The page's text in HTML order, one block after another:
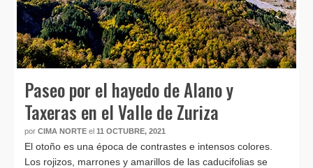
Paseo por el hayedo de Alano y
Taxeras en el Valle de Zuriza
por CIMA NORTE el 11 OCTUBRE, 2021
El otoño es una época de contrastes e intensos colores.
Los rojizos, marrones y amarillos de las caducifolias se